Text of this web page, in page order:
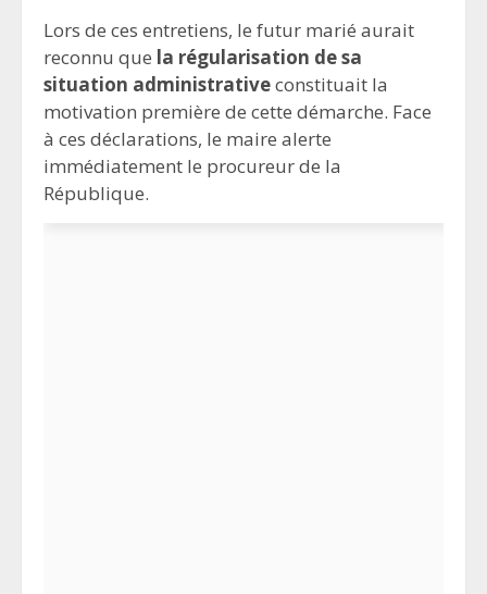
Lors de ces entretiens, le futur marié aurait
reconnu que la régularisation de sa
situation administrativeconstituait la
motivation première de cette démarche. Face
à ces déclarations, le maire alerte
immédiatement le procureur de la
République.